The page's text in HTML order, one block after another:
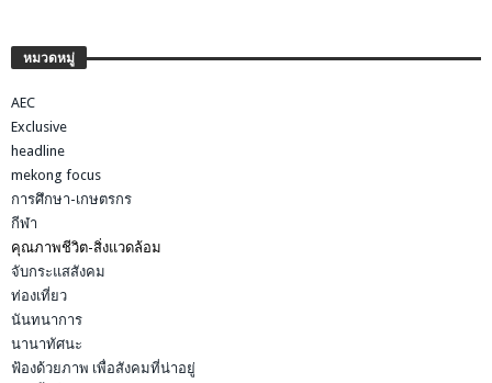
หมวดหมู่
AEC
Exclusive
headline
mekong focus
การศึกษา-เกษตรกร
กีฬา
คุณภาพชีวิต-สิ่งแวดล้อม
จับกระแสสังคม
ท่องเที่ยว
นันทนาการ
นานาทัศนะ
ฟ้องด้วยภาพ เพื่อสังคมที่น่าอยู่